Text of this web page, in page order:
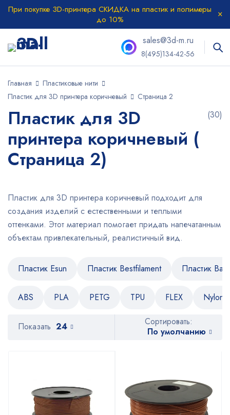
При покупке 3D-принтера СКИДКА на пластик и полимеры
до 10%
sales@3d-m.ru
8(495)134-42-56
Главная
Пластиковые нити
Пластик для 3D принтера коричневый
Страница 2
Пластик для 3D
принтера коричневый (
Страница 2)
(30)
Пластик для 3D принтера коричневый подходит для
создания изделий с естественными и теплыми
оттенками. Этот материал помогает придать напечатанным
объектам привлекательный, реалистичный вид.
Пластик Esun Пластик Bestfilament Пластик
ABS PLA PETG TPU FLEX Nylon
Сортировать:
По умолчанию
Показать 24